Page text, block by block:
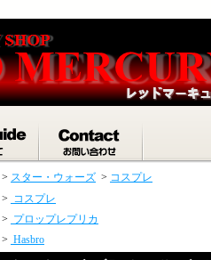
> スター・ウォーズ > コスプレ
> コスプレ
> プロップレプリカ
> Hasbro